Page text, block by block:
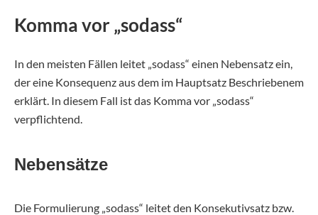
Komma vor „sodass“
In den meisten Fällen leitet „sodass“ einen Nebensatz ein,
der eine Konsequenz aus dem im Hauptsatz Beschriebenem
erklärt. In diesem Fall ist das Komma vor „sodass“
verpflichtend.
Nebensätze
Die Formulierung „sodass“ leitet den Konsekutivsatz bzw.